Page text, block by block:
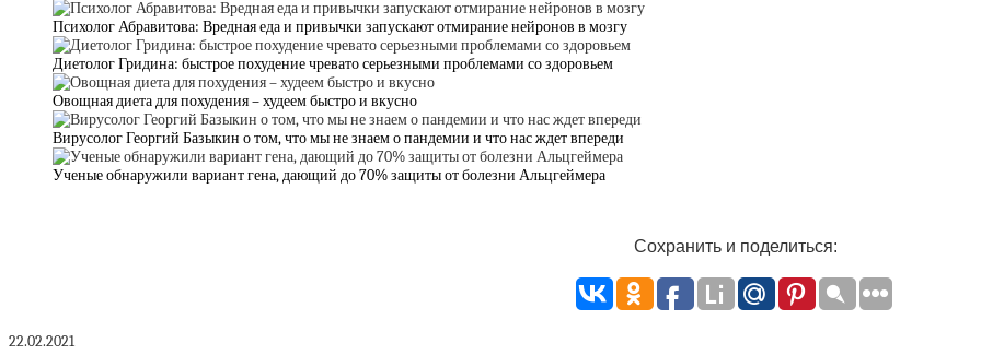
Психолог Абравитова: Вредная еда и привычки запускают отмирание нейронов в мозгу
Диетолог Гридина: быстрое похудение чревато серьезными проблемами со здоровьем
Овощная диета для похудения – худеем быстро и вкусно
Вирусолог Георгий Базыкин о том, что мы не знаем о пандемии и что нас ждет впереди
Ученые обнаружили вариант гена, дающий до 70% защиты от болезни Альцгеймера
Сохранить и поделиться:
22.02.2021